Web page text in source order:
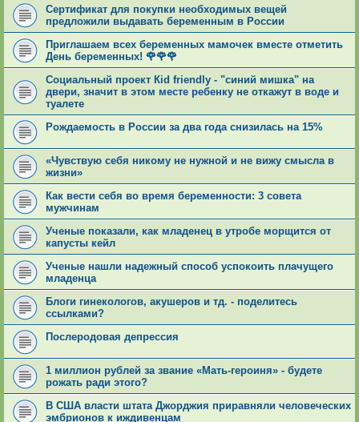
Сертификат для покупки необходимых вещей
предложили выдавать беременным в России
Приглашаем всех беременных мамочек вместе отметить
День беременных! 🌹🌹🌹
Социальный проект Кid friendly - "синий мишка" на
двери, значит в этом месте ребенку не откажут в воде и
туалете
Рождаемость в России за два года снизилась на 15%
«Чувствую себя никому не нужной и не вижу смысла в
жизни»
Как вести себя во время беременности: 3 совета
мужчинам
Ученые показали, как младенец в утробе морщится от
капусты кейл
Ученые нашли надежный способ успокоить плачущего
младенца
Блоги гинекологов, акушеров и тд. - поделитесь
ссылками?
Послеродовая депрессия
1 миллион рублей за звание «Мать-героиня» - будете
рожать ради этого?
В США власти штата Джорджия приравняли человеческих
эмбрионов к иждивенцам